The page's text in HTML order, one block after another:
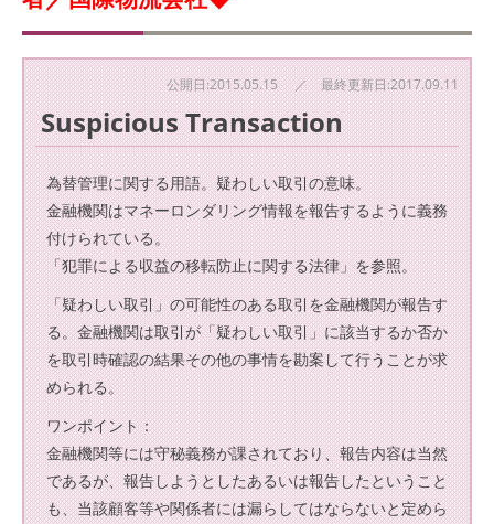
公開日:2015.05.15 ／ 最終更新日:2017.09.11
Suspicious Transaction
為替管理に関する用語。疑わしい取引の意味。
金融機関はマネーロンダリング情報を報告するように義務
付けられている。
「犯罪による収益の移転防止に関する法律」を参照。
「疑わしい取引」の可能性のある取引を金融機関が報告す
る。金融機関は取引が「疑わしい取引」に該当するか否か
を取引時確認の結果その他の事情を勘案して行うことが求
められる。
ワンポイント：
金融機関等には守秘義務が課されており、報告内容は当然
であるが、報告しようとしたあるいは報告したということ
も、当該顧客等や関係者には漏らしてはならないと定めら